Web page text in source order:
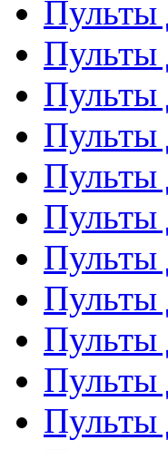
Пульты
Пульты
Пульты
Пульты
Пульты
Пульты
Пульты
Пульты
Пульты
Пульты
Пульты